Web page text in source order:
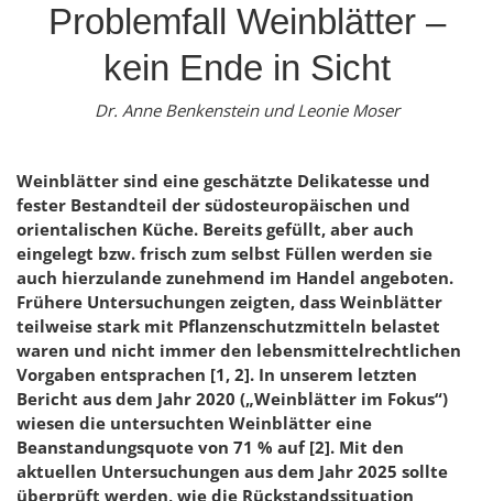
Problemfall Weinblätter –
kein Ende in Sicht
Dr. Anne Benkenstein und Leonie Moser
Weinblätter sind eine geschätzte Delikatesse und
fester Bestandteil der südosteuropäischen und
orientalischen Küche. Bereits gefüllt, aber auch
eingelegt bzw. frisch zum selbst Füllen werden sie
auch hierzulande zunehmend im Handel angeboten.
Frühere Untersuchungen zeigten, dass Weinblätter
teilweise stark mit Pflanzenschutzmitteln belastet
waren und nicht immer den lebensmittelrechtlichen
Vorgaben entsprachen [1, 2]. In unserem letzten
Bericht aus dem Jahr 2020 („Weinblätter im Fokus“)
wiesen die untersuchten Weinblätter eine
Beanstandungsquote von 71 % auf [2]. Mit den
aktuellen Untersuchungen aus dem Jahr 2025 sollte
überprüft werden, wie die Rückstandssituation